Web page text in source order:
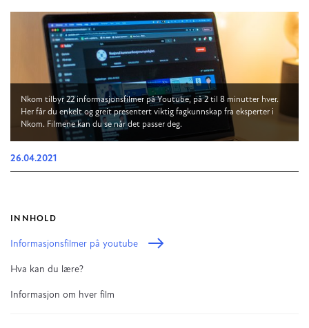
Nkom tilbyr 22 informasjonsfilmer på Youtube, på 2 til 8 minutter hver.
Her får du enkelt og greit presentert viktig fagkunnskap fra eksperter i
Nkom. Filmene kan du se når det passer deg.
26.04.2021
INNHOLD
Informasjonsfilmer på youtube
Hva kan du lære?
Informasjon om hver film